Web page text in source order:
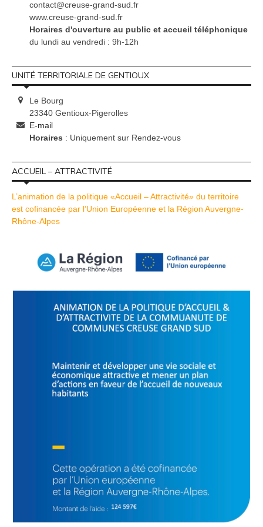
contact@creuse-grand-sud.fr
www.creuse-grand-sud.fr
Horaires d'ouverture au public et accueil téléphonique
du lundi au vendredi : 9h-12h
UNITÉ TERRITORIALE DE GENTIOUX
Le Bourg
23340 Gentioux-Pigerolles
E-mail
Horaires : Uniquement sur Rendez-vous
ACCUEIL – ATTRACTIVITÉ
L’animation de la politique «Accueil – Attractivité» du territoire
est cofinancée par l’Union Européenne et la Région Auvergne-
Rhône-Alpes